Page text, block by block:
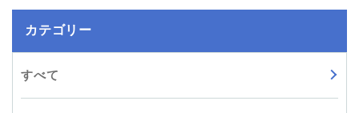
カテゴリー
すべて